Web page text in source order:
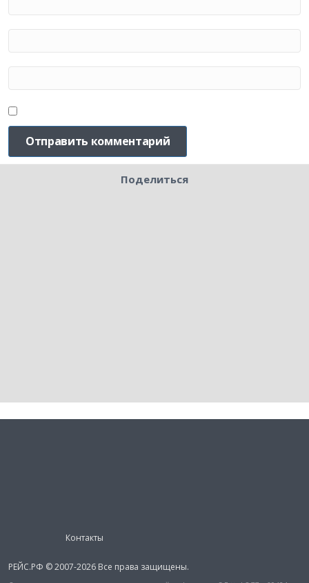
Поделиться
Контакты
РЕЙС.РФ © 2007-2026 Все права защищены.